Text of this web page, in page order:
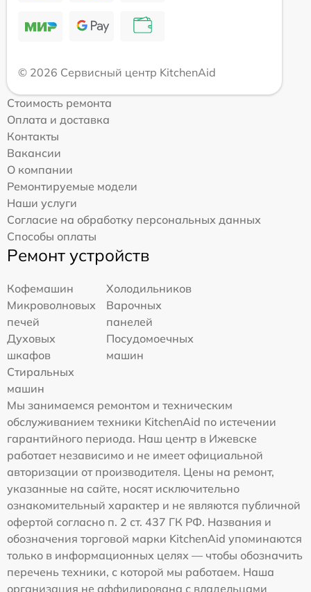
© 2026 Сервисный центр KitchenAid
Стоимость ремонта
Оплата и доставка
Контакты
Вакансии
О компании
Ремонтируемые модели
Наши услуги
Согласие на обработку персональных данных
Способы оплаты
Ремонт устройств
Кофемашин
Холодильников
Микроволновых
печей
Варочных
панелей
Духовых
шкафов
Посудомоечных
машин
Стиральных
машин
Мы занимаемся ремонтом и техническим
обслуживанием техники KitchenAid по истечении
гарантийного периода. Наш центр в Ижевске
работает независимо и не имеет официальной
авторизации от производителя. Цены на ремонт,
указанные на сайте, носят исключительно
ознакомительный характер и не являются публичной
офертой согласно п. 2 ст. 437 ГК РФ. Названия и
обозначения торговой марки KitchenAid упоминаются
только в информационных целях — чтобы обозначить
перечень техники, с которой мы работаем. Наша
организация не аффилирована с владельцами